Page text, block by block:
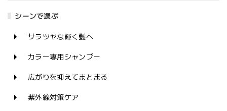
シーンで選ぶ
サラツヤな輝く髪へ
カラー専用シャンプー
広がりを抑えてまとまる
紫外線対策ケア